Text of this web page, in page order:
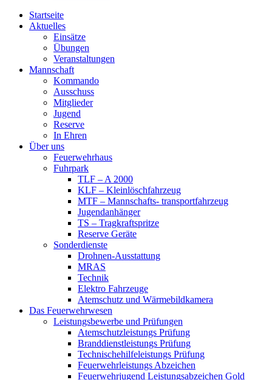
Startseite
Aktuelles
Einsätze
Übungen
Veranstaltungen
Mannschaft
Kommando
Ausschuss
Mitglieder
Jugend
Reserve
In Ehren
Über uns
Feuerwehrhaus
Fuhrpark
TLF – A 2000
KLF – Kleinlöschfahrzeug
MTF – Mannschafts- transportfahrzeug
Jugendanhänger
TS – Tragkraftspritze
Reserve Geräte
Sonderdienste
Drohnen-Ausstattung
MRAS
Technik
Elektro Fahrzeuge
Atemschutz und Wärmebildkamera
Das Feuerwehrwesen
Leistungsbewerbe und Prüfungen
Atemschutzleistungs Prüfung
Branddienstleistungs Prüfung
Technischehilfeleistungs Prüfung
Feuerwehrleistungs Abzeichen
Feuerwehrjugend Leistungsabzeichen Gold